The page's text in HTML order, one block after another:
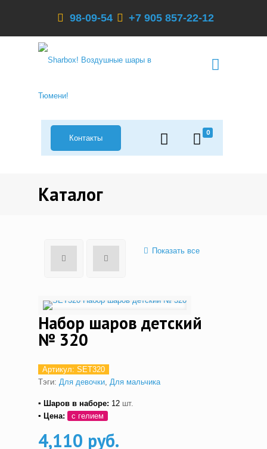
98-09-54 +7 905 857-22-12
0
Контакты
Каталог
Показать все
Набор шаров детский
№ 320
Артикул: SET320
Тэги: Для девочки, Для мальчика
▪ Шаров в наборе: 12 шт.
▪ Цена:
с гелием
4,110 руб.